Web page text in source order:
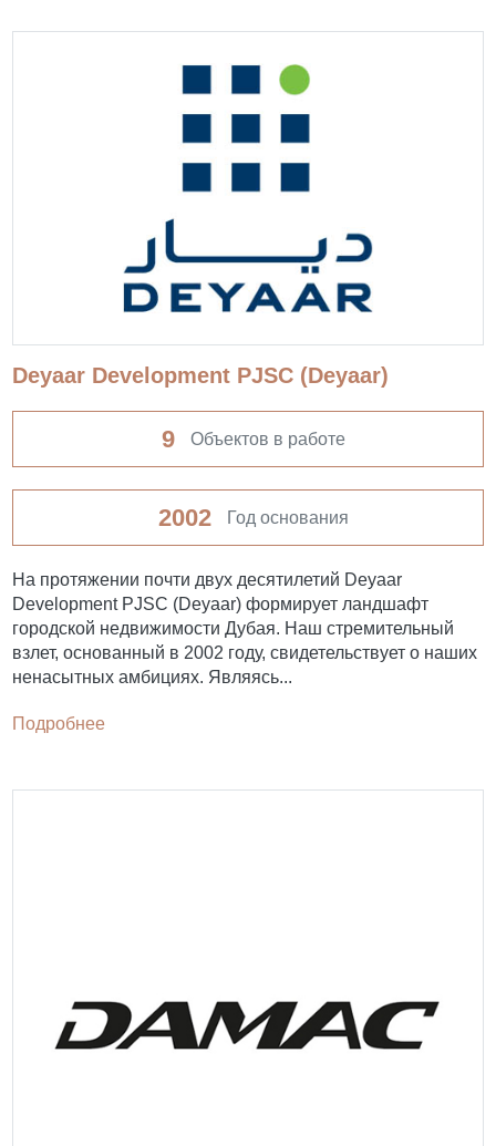
Deyaar Development PJSC (Deyaar)
9 Объектов в работе
2002 Год основания
На протяжении почти двух десятилетий Deyaar
Development PJSC (Deyaar) формирует ландшафт
городской недвижимости Дубая. Наш стремительный
взлет, основанный в 2002 году, свидетельствует о наших
ненасытных амбициях. Являясь...
Подробнее